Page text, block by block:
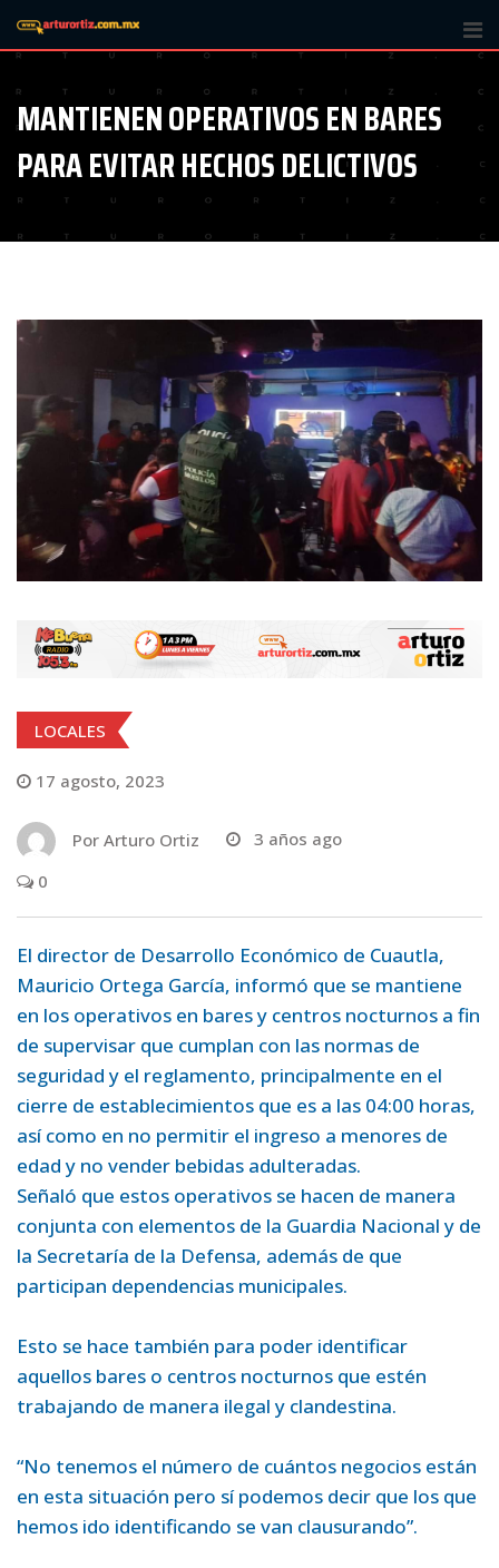
MANTIENEN OPERATIVOS EN BARES
PARA EVITAR HECHOS DELICTIVOS
LOCALES
17 agosto, 2023
Por Arturo Ortiz
3 años ago
0
El director de Desarrollo Económico de Cuautla,
Mauricio Ortega García, informó que se mantiene
en los operativos en bares y centros nocturnos a fin
de supervisar que cumplan con las normas de
seguridad y el reglamento, principalmente en el
cierre de establecimientos que es a las 04:00 horas,
así como en no permitir el ingreso a menores de
edad y no vender bebidas adulteradas.
Señaló que estos operativos se hacen de manera
conjunta con elementos de la Guardia Nacional y de
la Secretaría de la Defensa, además de que
participan dependencias municipales.
Esto se hace también para poder identificar
aquellos bares o centros nocturnos que estén
trabajando de manera ilegal y clandestina.
“No tenemos el número de cuántos negocios están
en esta situación pero sí podemos decir que los que
hemos ido identificando se van clausurando”.